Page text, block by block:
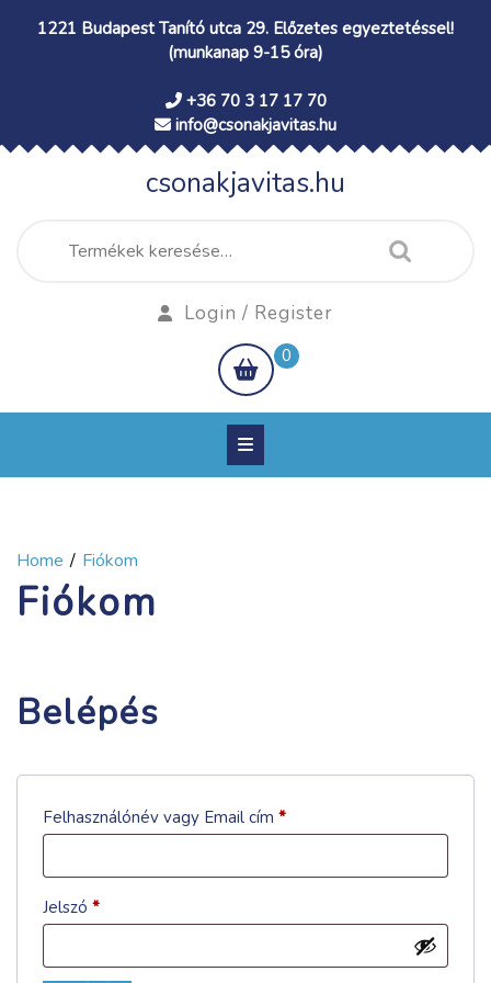
1221 Budapest Tanító utca 29. Előzetes egyeztetéssel!
(munkanap 9-15 óra)
+36 70 3 17 17 70
info@csonakjavitas.hu
csonakjavitas.hu
Keresés
a
Login / Register
shopping
cart
0
Home Fiókom
Fiókom
Belépés
Felhasználónév vagy Email cím *Kötelező
Jelszó *Kötelező